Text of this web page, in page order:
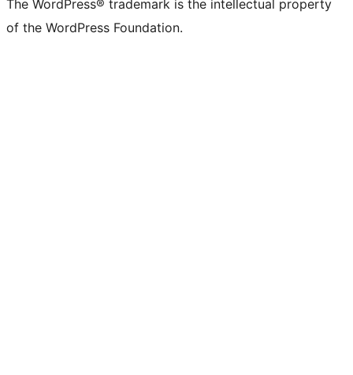
The WordPress® trademark is the intellectual property
of the WordPress Foundation.